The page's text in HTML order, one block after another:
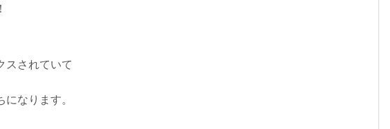
スされていて
になります。